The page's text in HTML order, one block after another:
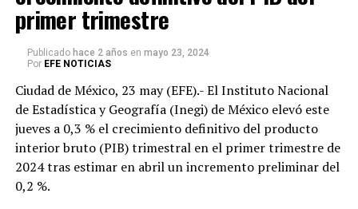
primer trimestre
Publicado hace 2 años en mayo 23, 2024
Por EFE NOTICIAS
Ciudad de México, 23 may (EFE).- El Instituto Nacional
de Estadística y Geografía (Inegi) de México elevó este
jueves a 0,3 % el crecimiento definitivo del producto
interior bruto (PIB) trimestral en el primer trimestre de
2024 tras estimar en abril un incremento preliminar del
0,2 %.